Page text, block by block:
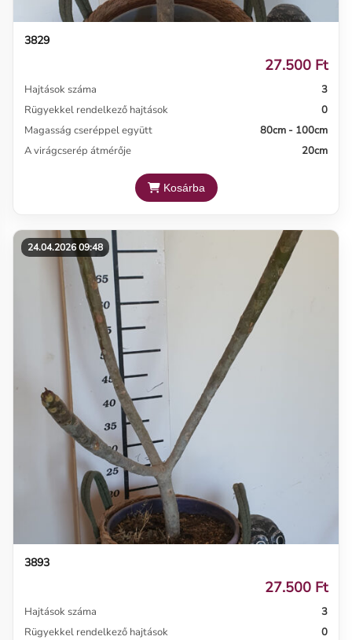
3829
27.500 Ft
Hajtások száma
3
Rügyekkel rendelkező hajtások
0
Magasság cseréppel együtt
80cm - 100cm
A virágcserép átmérője
20cm
Kosárba
24.04.2026 09:48
3893
27.500 Ft
Hajtások száma
3
Rügyekkel rendelkező hajtások
0